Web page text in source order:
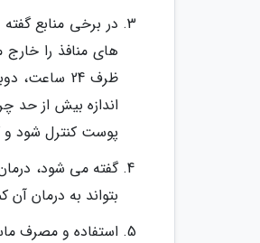
در برخی منابع
های منافذ را
ظرف 24
اندازه بیش از
پوست کنترل شود
گفته می شود،
بتواند به درمان
استفاده و مصرف